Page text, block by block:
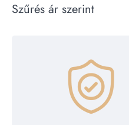
Szűrés ár szerint